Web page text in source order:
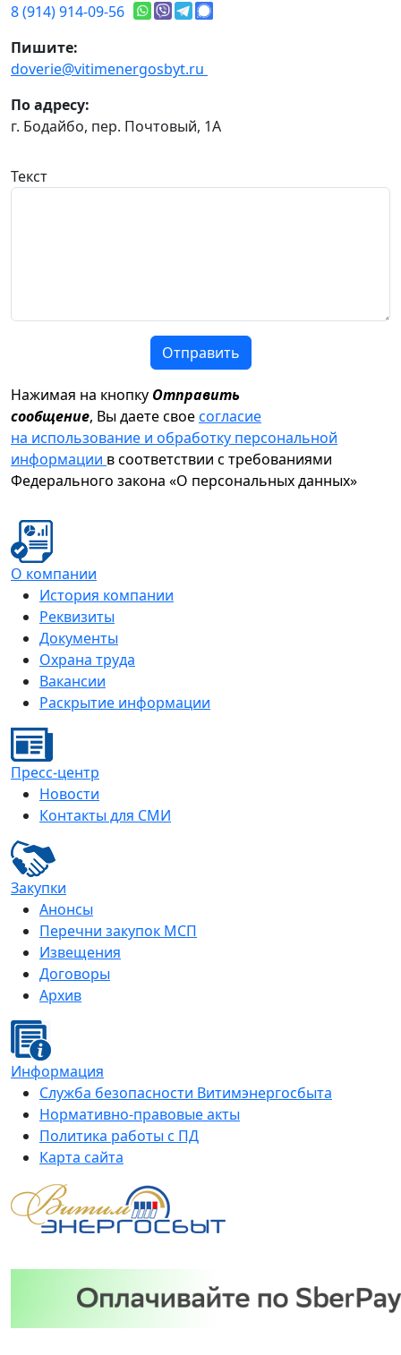
8 (914) 914-09-56
Пишите:
doverie@vitimenergosbyt.ru
По адресу:
г. Бодайбо, пер. Почтовый, 1А
Текст
Отправить
Нажимая на кнопку Отправить
сообщение, Вы даете своесогласие
на использование и обработку персональной
информации в соответствии с требованиями
Федерального закона «О персональных данных»
О компании
История компании
Реквизиты
Документы
Охрана труда
Вакансии
Раскрытие информации
Пресс-центр
Новости
Контакты для СМИ
Закупки
Анонсы
Перечни закупок МСП
Извещения
Договоры
Архив
Информация
Служба безопасности Витимэнергосбыта
Нормативно-правовые акты
Политика работы с ПД
Карта сайта